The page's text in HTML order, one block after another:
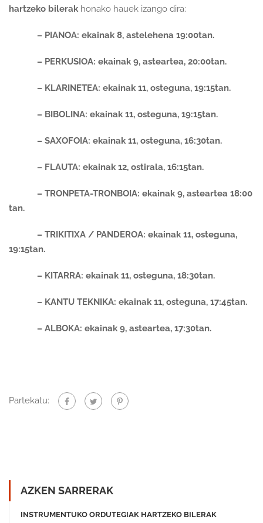
hartzeko bilerak honako hauek izango dira:
– PIANOA: ekainak 8, astelehena 19:00tan.
– PERKUSIOA: ekainak 9, asteartea, 20:00tan.
– KLARINETEA: ekainak 11, osteguna, 19:15tan.
– BIBOLINA: ekainak 11, osteguna, 19:15tan.
– SAXOFOIA: ekainak 11, osteguna, 16:30tan.
– FLAUTA: ekainak 12, ostirala, 16:15tan.
– TRONPETA-TRONBOIA: ekainak 9, asteartea 18:00
tan.
– TRIKITIXA / PANDEROA: ekainak 11, osteguna,
19:15tan.
– KITARRA: ekainak 11, osteguna, 18:30tan.
– KANTU TEKNIKA: ekainak 11, osteguna, 17:45tan.
– ALBOKA: ekainak 9, asteartea, 17:30tan.
Partekatu:
AZKEN SARRERAK
INSTRUMENTUKO ORDUTEGIAK HARTZEKO BILERAK